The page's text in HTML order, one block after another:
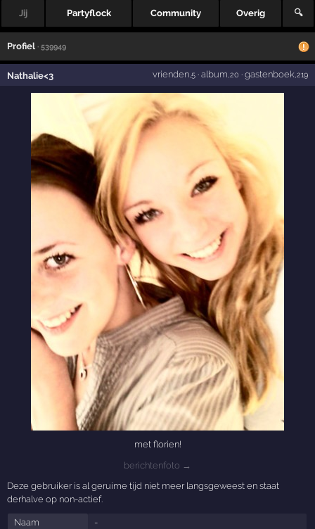
Jij Partyflock Community Overig 🔍
Profiel · 539949
Nathalie<3 vrienden,5· album ,20 · gastenboek,219
met florien!
berichtenfoto →
Deze gebruiker is al geruime tijd niet meer langsgeweest en staat
derhalve op non-actief.
Naam
-